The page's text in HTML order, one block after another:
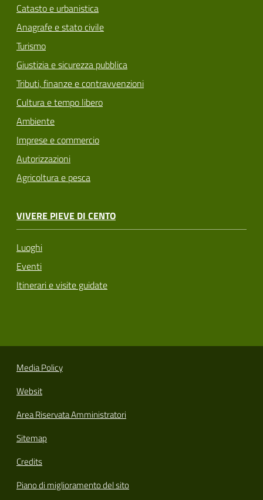
Catasto e urbanistica
Anagrafe e stato civile
Turismo
Giustizia e sicurezza pubblica
Tributi, finanze e contravvenzioni
Cultura e tempo libero
Ambiente
Imprese e commercio
Autorizzazioni
Agricoltura e pesca
VIVERE PIEVE DI CENTO
Luoghi
Eventi
Itinerari e visite guidate
Media Policy
Websit
Area Riservata Amministratori
Sitemap
Credits
Piano di miglioramento del sito